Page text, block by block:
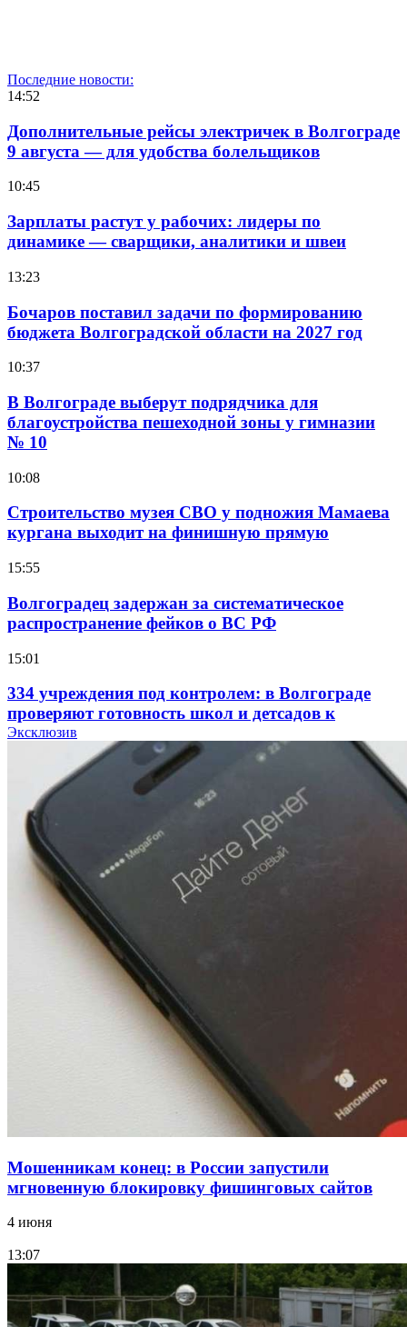
Последние новости:
14:52
Дополнительные рейсы электричек в Волгограде
9 августа — для удобства болельщиков
10:45
Зарплаты растут у рабочих: лидеры по
динамике — сварщики, аналитики и швеи
13:23
Бочаров поставил задачи по формированию
бюджета Волгоградской области на 2027 год
10:37
В Волгограде выберут подрядчика для
благоустройства пешеходной зоны у гимназии
№ 10
10:08
Строительство музея СВО у подножия Мамаева
кургана выходит на финишную прямую
15:55
Волгоградец задержан за систематическое
распространение фейков о ВС РФ
15:01
334 учреждения под контролем: в Волгограде
проверяют готовность школ и детсадов к
учебному году
Покушение на убийство в Волгограде: девушка
напала на незнакомую женщину с ножом
12:39
Сладкий праздник в Волгограде: в Центральном
парке прошёл фестиваль „Арбузный переполох“
Волгоградские компании нарастили экспорт:
заключены контракты на 3,6 млн долларов
Эксклюзив
Мошенникам конец: в России запустили
мгновенную блокировку фишинговых сайтов
4 июня
13:07